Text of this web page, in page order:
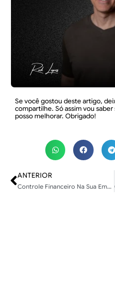
Se você gostou deste artigo,
compartilhe. Só assim vou
posso melhorar. Obrigado!
ANTERIOR
Controle Financeiro Na Sua Empresa: Entenda a Importância e Como Aplicar